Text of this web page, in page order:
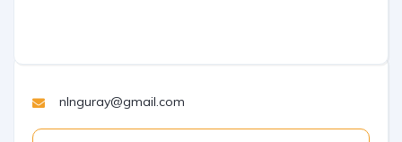
nlnguray@gmail.com